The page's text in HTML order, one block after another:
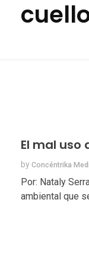
El mal uso
by Concéntrika
Por: Nataly
ambiental que